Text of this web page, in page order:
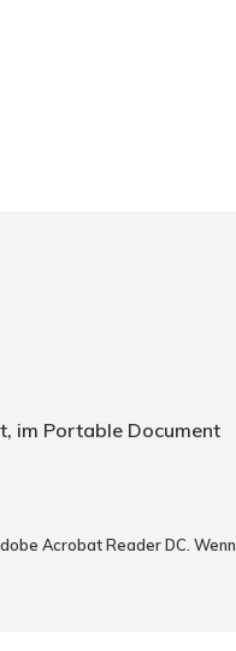
im Portable Document
Acrobat Reader DC. Wenn